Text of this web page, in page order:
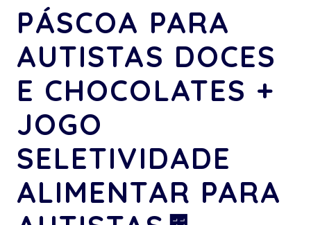
PÁSCOA PARA
AUTISTAS DOCES
E CHOCOLATES +
JOGO
SELETIVIDADE
ALIMENTAR PARA